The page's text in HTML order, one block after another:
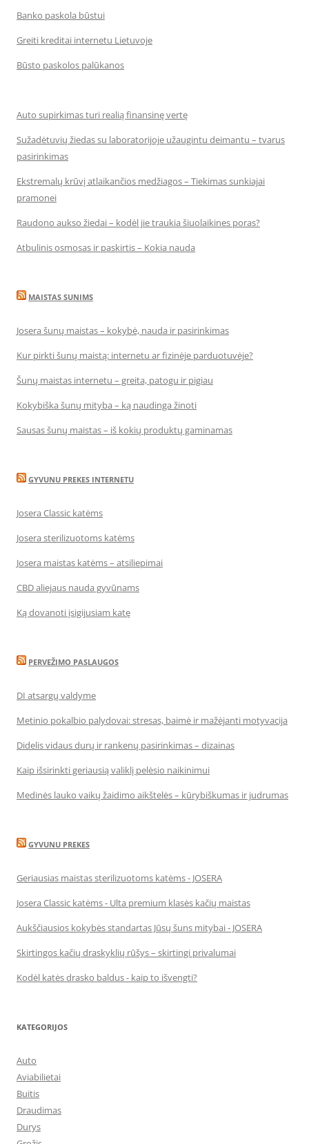
Banko paskola būstui
Greiti kreditai internetu Lietuvoje
Būsto paskolos palūkanos
Auto supirkimas turi realią finansinę vertę
Sužadėtuvių žiedas su laboratorijoje užaugintu deimantu – tvarus
pasirinkimas
Ekstremalų krūvį atlaikančios medžiagos – Tiekimas sunkiajai
pramonei
Raudono aukso žiedai – kodėl jie traukia šiuolaikines poras?
Atbulinis osmosas ir paskirtis – Kokia nauda
MAISTAS SUNIMS
Josera šunų maistas – kokybė, nauda ir pasirinkimas
Kur pirkti šunų maistą: internetu ar fizinėje parduotuvėje?
Šunų maistas internetu – greita, patogu ir pigiau
Kokybiška šunų mityba – ką naudinga žinoti
Sausas šunų maistas – iš kokių produktų gaminamas
GYVUNU PREKES INTERNETU
Josera Classic katėms
Josera sterilizuotoms katėms
Josera maistas katėms – atsiliepimai
CBD aliejaus nauda gyvūnams
Ką dovanoti įsigijusiam katę
PERVEŽIMO PASLAUGOS
DI atsargų valdyme
Metinio pokalbio palydovai: stresas, baimė ir mažėjanti motyvacija
Didelis vidaus durų ir rankenų pasirinkimas – dizainas
Kaip išsirinkti geriausią valiklį pelėsio naikinimui
Medinės lauko vaikų žaidimo aikštelės – kūrybiškumas ir judrumas
GYVUNU PREKES
Geriausias maistas sterilizuotoms katėms - JOSERA
Josera Classic katėms - Ulta premium klasės kačių maistas
Aukščiausios kokybės standartas Jūsų šuns mitybai - JOSERA
Skirtingos kačių draskyklių rūšys – skirtingi privalumai
Kodėl katės drasko baldus - kaip to išvengti?
KATEGORIJOS
Auto
Aviabilietai
Buitis
Draudimas
Durys